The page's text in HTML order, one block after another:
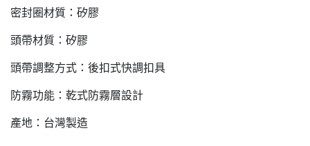
密封圈材質：矽膠
頭帶材質：矽膠
頭帶調整方式：後扣式快調扣具
防霧功能：乾式防霧層設計
產地：台灣製造